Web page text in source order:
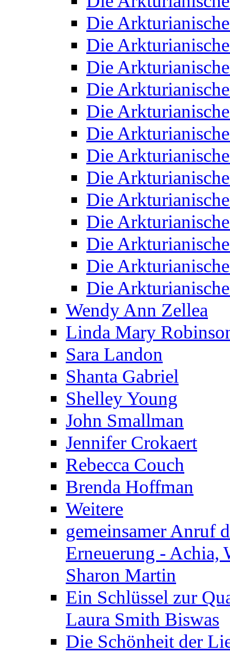
Die
Die
Die
Die
Die
Die
Die
Die
Die
Die
Die
Die
Die
Wendy Ann Zellea
Linda Mary
Sara Landon
Shanta Gabriel
Shelley Young
John Smallman
Jennifer Crokaert
Rebecca Couch
Brenda Hoffman
Weitere
gemeinsamer Anruf
Erneuerung - Achia,
Sharon Martin
Ein Schlüssel zur
Laura Smith Biswas
Die Schönheit der